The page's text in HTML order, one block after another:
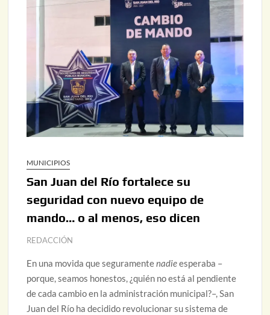
MUNICIPIOS
San Juan del Río fortalece su
seguridad con nuevo equipo de
mando… o al menos, eso dicen
REDACCIÓN
En una movida que seguramentenadieesperaba –
porque, seamos honestos, ¿quién no está al pendiente
de cada cambio en la administración municipal?–, San
Juan del Río ha decidido revolucionar su sistema de